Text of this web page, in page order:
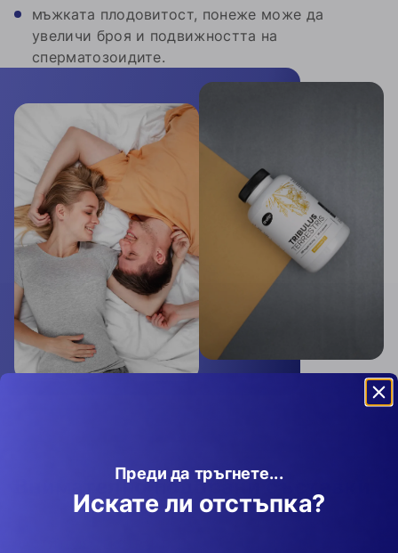
мъжката плодовитост, понеже може да
увеличи броя и подвижността на
сперматозоидите.
Внимателно подбрани съставки
Преди да тръгнете...
Искате ли отстъпка?